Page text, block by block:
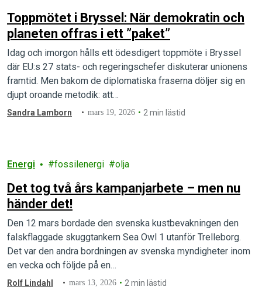
Toppmötet i Bryssel: När demokratin och
planeten offras i ett ”paket”
Idag och imorgon hålls ett ödesdigert toppmöte i Bryssel
där EU:s 27 stats- och regeringschefer diskuterar unionens
framtid. Men bakom de diplomatiska fraserna döljer sig en
djupt oroande metodik: att…
Sandra Lamborn mars 19, 2026 2 min lästid
Energi fossilenergi olja
Det tog två års kampanjarbete – men nu
händer det!
Den 12 mars bordade den svenska kustbevakningen den
falskflaggade skuggtankern Sea Owl 1 utanför Trelleborg.
Det var den andra bordningen av svenska myndigheter inom
en vecka och följde på en…
Rolf Lindahl mars 13, 2026 2 min lästid